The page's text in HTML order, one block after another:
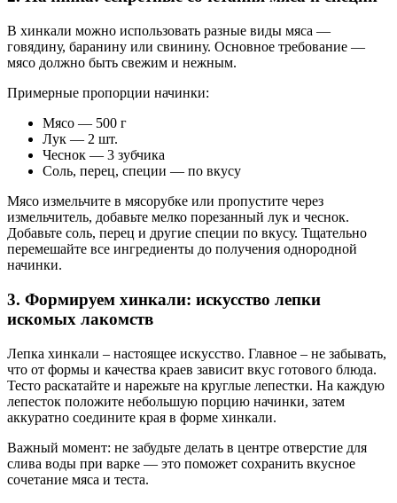
В хинкали можно использовать разные виды мяса —
говядину, баранину или свинину. Основное требование —
мясо должно быть свежим и нежным.
Примерные пропорции начинки:
Мясо — 500 г
Лук — 2 шт.
Чеснок — 3 зубчика
Соль, перец, специи — по вкусу
Мясо измельчите в мясорубке или пропустите через
измельчитель, добавьте мелко порезанный лук и чеснок.
Добавьте соль, перец и другие специи по вкусу. Тщательно
перемешайте все ингредиенты до получения однородной
начинки.
3. Формируем хинкали: искусство лепки
искомых лакомств
Лепка хинкали – настоящее искусство. Главное – не забывать,
что от формы и качества краев зависит вкус готового блюда.
Тесто раскатайте и нарежьте на круглые лепестки. На каждую
лепесток положите небольшую порцию начинки, затем
аккуратно соедините края в форме хинкали.
Важный момент: не забудьте делать в центре отверстие для
слива воды при варке — это поможет сохранить вкусное
сочетание мяса и теста.